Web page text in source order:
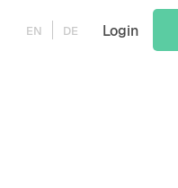
EN DE Login